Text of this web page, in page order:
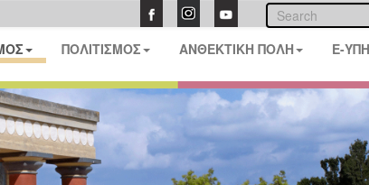
ΠΟΛΙΤΙΣΜΟΣ ΑΝΘΕΚΤΙΚΗ ΠΟΛΗ E-